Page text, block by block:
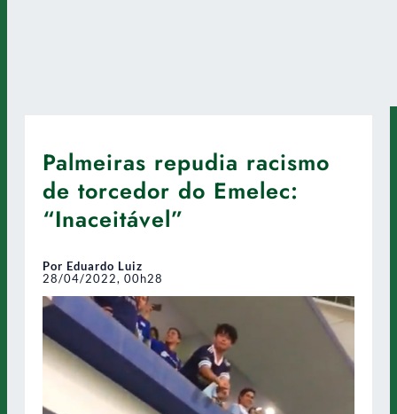
Palmeiras repudia racismo
de torcedor do Emelec:
“Inaceitável”
Por Eduardo Luiz
28/04/2022, 00h28